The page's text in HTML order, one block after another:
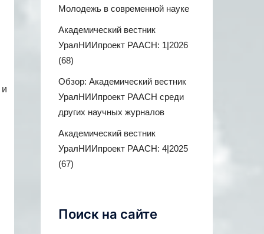
Молодежь в современной науке
Академический вестник
УралНИИпроект РААСН: 1|2026
(68)
Обзор: Академический вестник
УралНИИпроект РААСН среди
других научных журналов
Академический вестник
УралНИИпроект РААСН: 4|2025
(67)
Поиск на сайте